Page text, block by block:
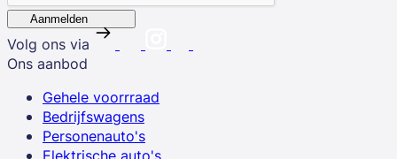
Aanmelden
Volg ons via
Ons aanbod
Gehele voorrraad
Bedrijfswagens
Personenauto's